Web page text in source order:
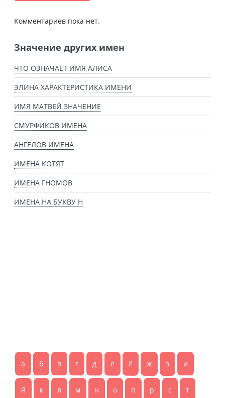
Комментариев пока нет.
Значение других имен
ЧТО ОЗНАЧАЕТ ИМЯ АЛИСА
ЭЛИНА ХАРАКТЕРИСТИКА ИМЕНИ
ИМЯ МАТВЕЙ ЗНАЧЕНИЕ
СМУРФИКОВ ИМЕНА
АНГЕЛОВ ИМЕНА
ИМЕНА КОТЯТ
ИМЕНА ГНОМОВ
ИМЕНА НА БУКВУ Н
а б в г д е ё ж з и
й к л м н о п р с т